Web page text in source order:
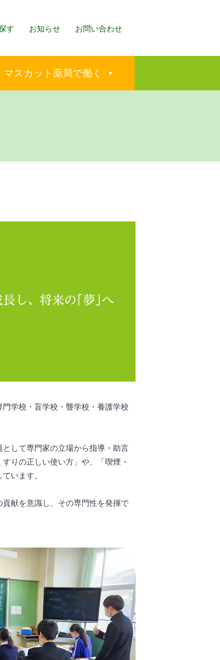
す お知らせ お問い合わせ
マスカット薬局で働く
し、将来の｢夢｣へ
学校・盲学校・聾学校・養護学校
して専門家の立場から指導・助言
りの正しい使い方」や、「喫煙・
います。
献を意識し、その専門性を発揮で